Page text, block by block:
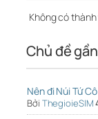
Không có
Chủ đề
Nên đi Núi Tứ
Bởi ThegioieSIM